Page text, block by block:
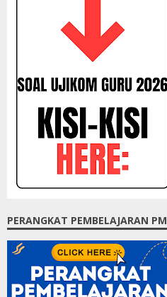
PERANGKAT PEMBELAJARAN PM